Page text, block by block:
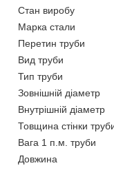
Стан виробу
Марка стали
Перетин труби
Вид труби
Тип труби
Зовнішній діаметр
Внутрішній діаметр
Товщина стінки
Вага 1 п.м. труби
Довжина